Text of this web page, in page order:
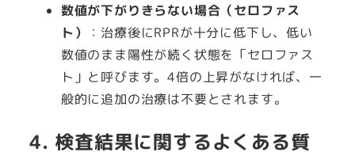
数値が下がりきらない場合（セロファス
ト）
：治療後にRPRが十分に低下し、低い
数値のまま陽性が続く状態を「セロファス
ト」と呼びます。4倍の上昇がなければ、一
般的に追加の治療は不要とされます。
4. 検査結果に関するよくある質